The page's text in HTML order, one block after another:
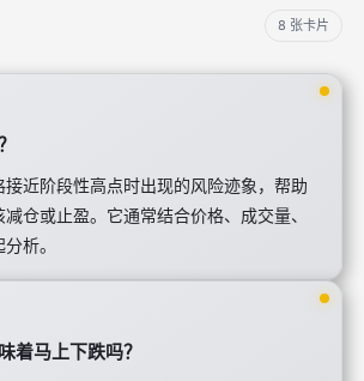
8 张卡片
近阶段性高点时出现的风险迹象，帮助
仓或止盈。它通常结合价格、成交量、
析。
着马上下跌吗？